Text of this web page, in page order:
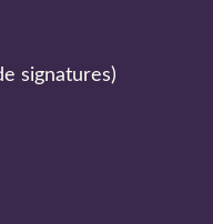
signatures)